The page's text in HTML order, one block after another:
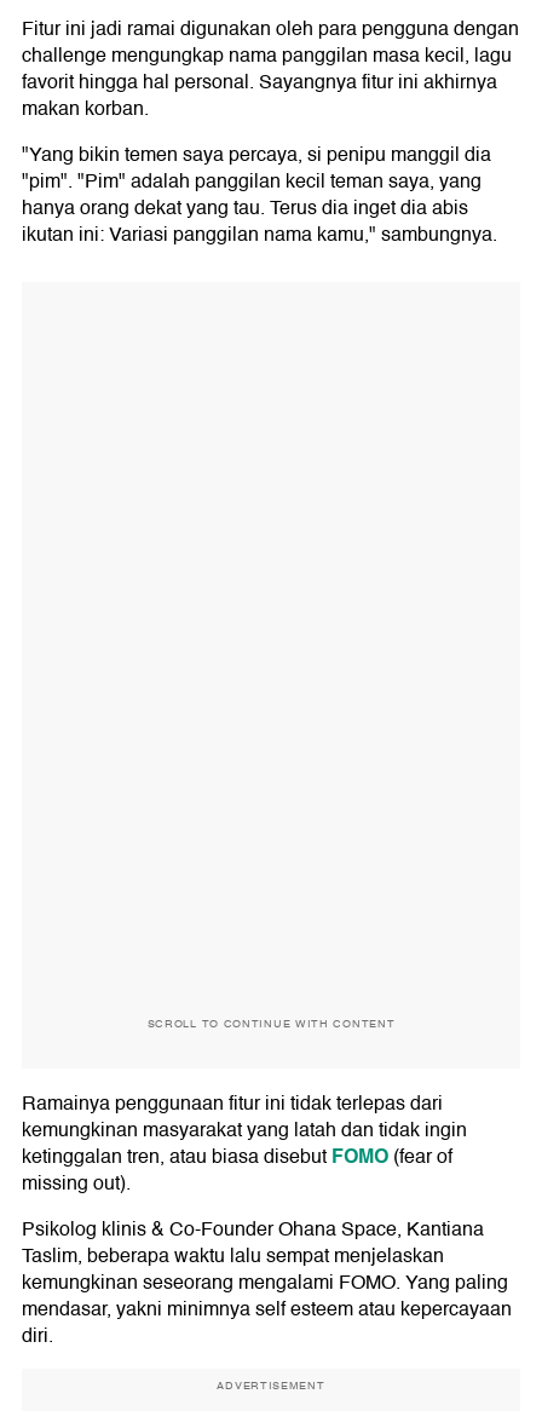
Fitur ini jadi ramai digunakan oleh para pengguna dengan
challenge mengungkap nama panggilan masa kecil, lagu
favorit hingga hal personal. Sayangnya fitur ini akhirnya
makan korban.
"Yang bikin temen saya percaya, si penipu manggil dia
"pim". "Pim" adalah panggilan kecil teman saya, yang
hanya orang dekat yang tau. Terus dia inget dia abis
ikutan ini: Variasi panggilan nama kamu," sambungnya.
SCROLL TO CONTINUE WITH CONTENT
Ramainya penggunaan fitur ini tidak terlepas dari
kemungkinan masyarakat yang latah dan tidak ingin
ketinggalan tren, atau biasa disebutFOMO(fear of
missing out).
Psikolog klinis & Co-Founder Ohana Space, Kantiana
Taslim, beberapa waktu lalu sempat menjelaskan
kemungkinan seseorang mengalami FOMO. Yang paling
mendasar, yakni minimnya self esteem atau kepercayaan
diri.
ADVERTISEMENT